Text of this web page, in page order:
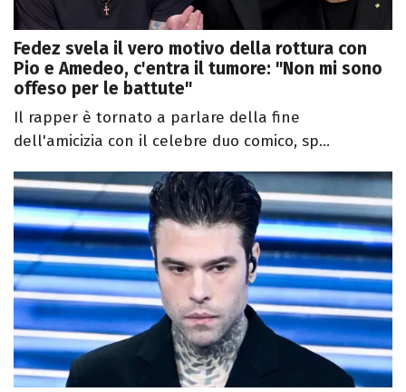
Fedez svela il vero motivo della rottura con
Pio e Amedeo, c'entra il tumore: "Non mi sono
offeso per le battute"
Il rapper è tornato a parlare della fine
dell'amicizia con il celebre duo comico, sp...